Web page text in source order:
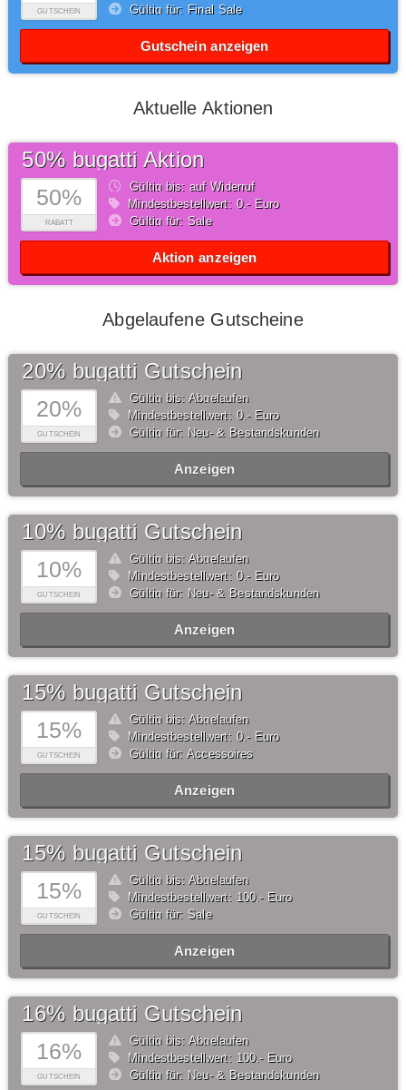
GUTSCHEIN
Gültig für: Final Sale
Gutschein anzeigen
Aktuelle Aktionen
50%
RABATT
50% bugatti Aktion
Gültig bis: auf Widerruf
Mindestbestellwert: 0,- Euro
Gültig für: Sale
Aktion anzeigen
Abgelaufene Gutscheine
20%
GUTSCHEIN
20% bugatti Gutschein
Gültig bis: Abgelaufen
Mindestbestellwert: 0,- Euro
Gültig für: Neu- & Bestandskunden
Anzeigen
10%
GUTSCHEIN
10% bugatti Gutschein
Gültig bis: Abgelaufen
Mindestbestellwert: 0,- Euro
Gültig für: Neu- & Bestandskunden
Anzeigen
15%
GUTSCHEIN
15% bugatti Gutschein
Gültig bis: Abgelaufen
Mindestbestellwert: 0,- Euro
Gültig für: Accessoires
Anzeigen
15%
GUTSCHEIN
15% bugatti Gutschein
Gültig bis: Abgelaufen
Mindestbestellwert: 100,- Euro
Gültig für: Sale
Anzeigen
16%
GUTSCHEIN
16% bugatti Gutschein
Gültig bis: Abgelaufen
Mindestbestellwert: 100,- Euro
Gültig für: Neu- & Bestandskunden